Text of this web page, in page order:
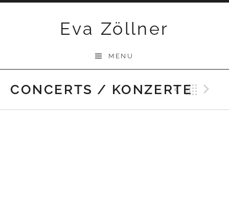
Eva Zöllner
MENU
CONCERTS / KONZERTE